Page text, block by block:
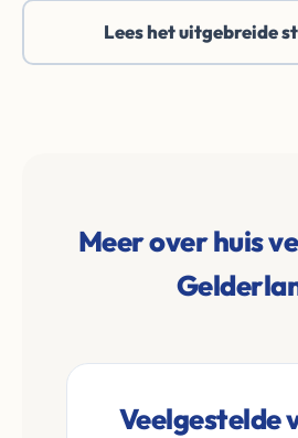
Lees het uitgebreide
Meer over huis
Veelgestelde